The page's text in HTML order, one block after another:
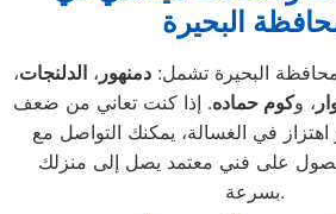
البحيرة
البحيرة تشمل: دمنهور ، الدلنجات،
، وكوم حماده. إذا كنت تعاني من ضعف
اهتزاز في الغسالة، يمكنك التواصل مع
على فني معتمد يصل إلى منزلك
بسرعة.